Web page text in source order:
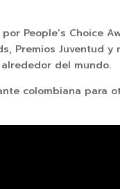
People’s Choice
Premios Juventud y
alrededor del mundo.
colombiana para